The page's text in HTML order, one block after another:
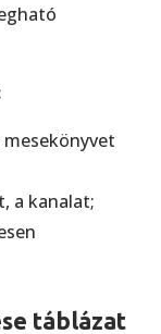
a kanalat;
táblázat